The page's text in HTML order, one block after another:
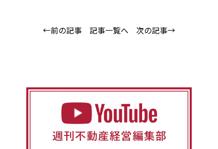
←前の記事 記事一覧へ 次の記事→